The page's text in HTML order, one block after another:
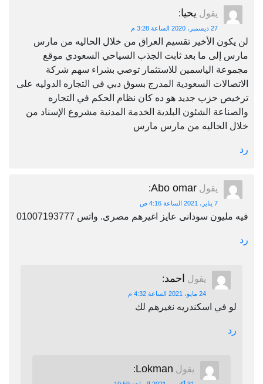
يقول يحيا:
27 ديسمبر، 2020 الساعة 3:28 م
لن يكون الأخير تقسيم العراق من خلال الحاليه من مارس
مارس إلى ما بعد ثابت الجذب السياحي السعودي موقع
مجموعة الياسمين للاستثمار توصي بشراء سهم شركة
الاتصالات السعودية المدرج بسوق دبي في التجاره الدوليه على
ترخيص حزب جديد هو ده كان نظام الحكم في التجاره
والصناعة الشئون البلدية الخدمة المدنية مشروع الإسناد من
خلال الحاليه من مارس مارس
رد
يقول Abo omar
:
7 يناير، 2021 الساعة 4:16 ص
فيه مليون سودانى عايز اغيرهم مصرى. واتس 01007193777
رد
يقول احمد:
24 مايو، 2021 الساعة 4:32 م
لو في اسكندريه نغيرهم لك
رد
يقول Lokman
: